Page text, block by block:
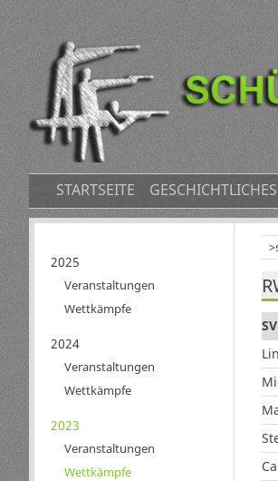
NAVIGATION
ÜBERSPRINGEN
STARTSEITE GESCHICHTLICHES
Navigation
überspringen
2025
Veranstaltungen
Wettkämpfe
2024
Veranstaltungen
Wettkämpfe
2023
Veranstaltungen
Wettkämpfe